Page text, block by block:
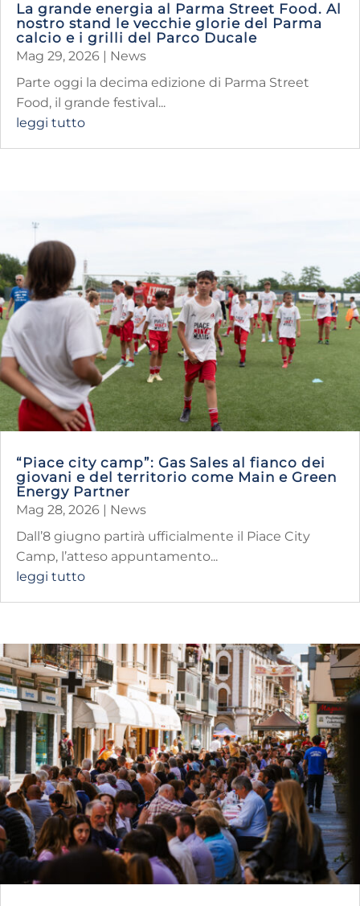
La grande energia al Parma Street Food. Al
nostro stand le vecchie glorie del Parma
calcio e i grilli del Parco Ducale
Mag 29, 2026
News
Parte oggi la decima edizione di Parma Street
Food, il grande festival...
leggi tutto
“Piace city camp”: Gas Sales al fianco dei
giovani e del territorio come Main e Green
Energy Partner
Mag 28, 2026 | News
Dall’8 giugno partirà ufficialmente il Piace City
Camp, l’atteso appuntamento...
leggi tutto